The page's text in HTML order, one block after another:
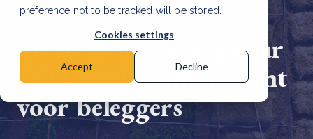
preference not to be tracked will be stored.
Cookies settings
Accept Decline
Toenemende vraag naar
CO2-credits interessant
voor beleggers